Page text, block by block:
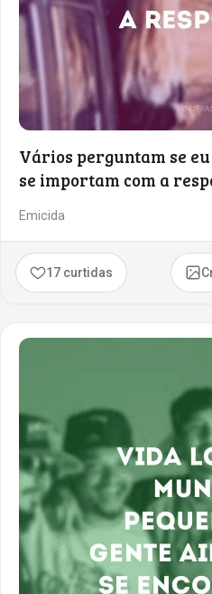
Vários perguntam se eu
se importam com a
Emicida
17 curtidas